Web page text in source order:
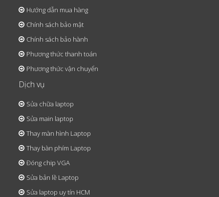
Hướng dẫn mua hàng
Chính sách bảo mật
Chính sách bảo hành
Phương thức thanh toán
Phương thức vận chuyển
Dịch vụ
Sửa chữa laptop
Sửa main laptop
Thay màn hình Laptop
Thay bàn phím Laptop
Đóng chip VGA
Sửa bản lề Laptop
Sửa laptop uy tín HCM